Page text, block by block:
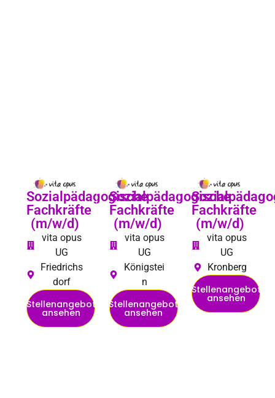
Sozialpädagogische
Fachkräfte
(m/w/d)
vita opus
UG
Friedrichs
dorf
Stellenangebot
ansehen
Sozialpädagogische
Fachkräfte
(m/w/d)
vita opus
UG
Königstei
n
Stellenangebot
ansehen
Fachkräfte
(m/w/d)
vita opus
UG
Kronberg
Stellenangebot
ansehen